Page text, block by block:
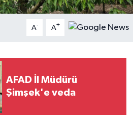
A- A+
AFAD İl Müdürü
Şimşek'e veda